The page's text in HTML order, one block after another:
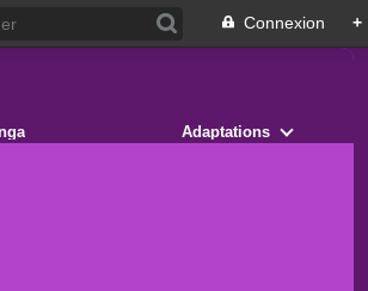
Connexion +
Adaptations